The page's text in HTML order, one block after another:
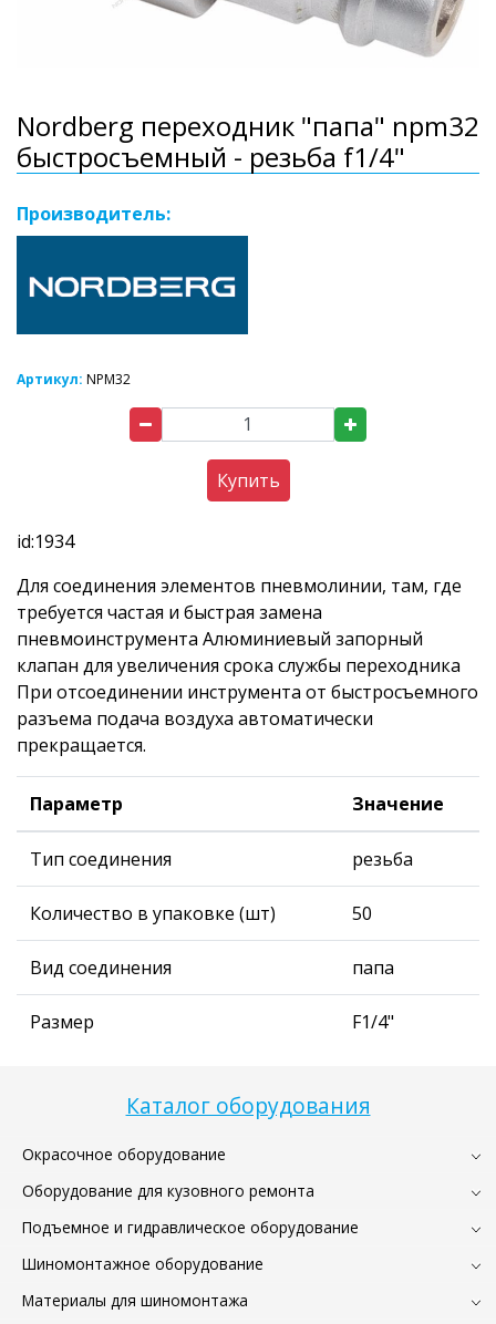
Каталог оборудования
Окрасочное оборудование
Оборудование для кузовного ремонта
Подъемное и гидравлическое оборудование
Шиномонтажное оборудование
Материалы для шиномонтажа
Nordberg переходник "папа" npm32
быстросъемный - резьба f1/4"
Производитель:
Артикул: NPM32
Купить
id:1934
Для соединения элементов пневмолинии, там, где
требуется частая и быстрая замена
пневмоинструмента Алюминиевый запорный
клапан для увеличения срока службы переходника
При отсоединении инструмента от быстросъемного
разъема подача воздуха автоматически
прекращается.
Параметр Значение
Тип соединения резьба
Количество в упаковке (шт) 50
Вид соединения папа
Размер F1/4"